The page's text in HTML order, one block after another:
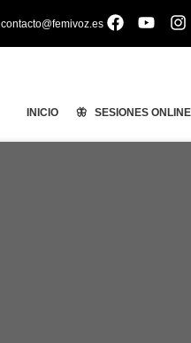
contacto@femivoz.es
INICIO 🦋 SESIONES ONLINE